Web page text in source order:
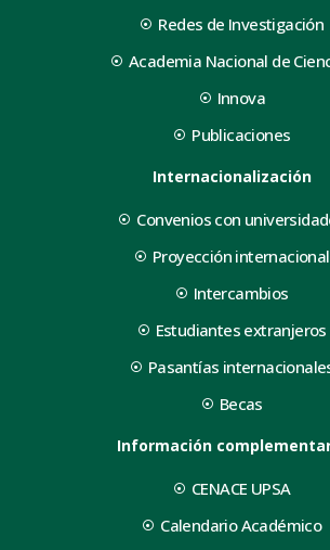
Redes de Investigación
Academia Nacional de
Innova
Publicaciones
Internacionalización
Convenios con
Proyección internacional
Intercambios
Estudiantes extranjeros
Pasantías
Becas
Información
CENACE UPSA
Calendario Académico